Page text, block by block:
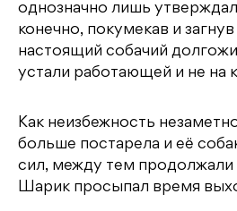
однозначно лишь
конечно, покумекав и
настоящий собачий
устали работающей и не на
Как неизбежность
больше постарела и её
сил, между тем
Шарик просыпал время